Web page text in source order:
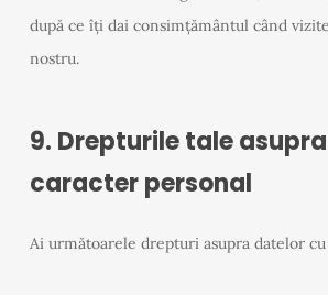
după ce îți dai consimțământul când
nostru.
9. Drepturile tale
caracter personal
Ai următoarele drepturi asupra datelor